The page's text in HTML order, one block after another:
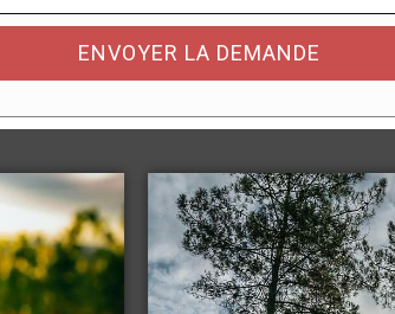
ENVOYER LA DEMANDE